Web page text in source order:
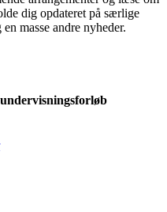
dig opdateret på særlige
masse andre nyheder.